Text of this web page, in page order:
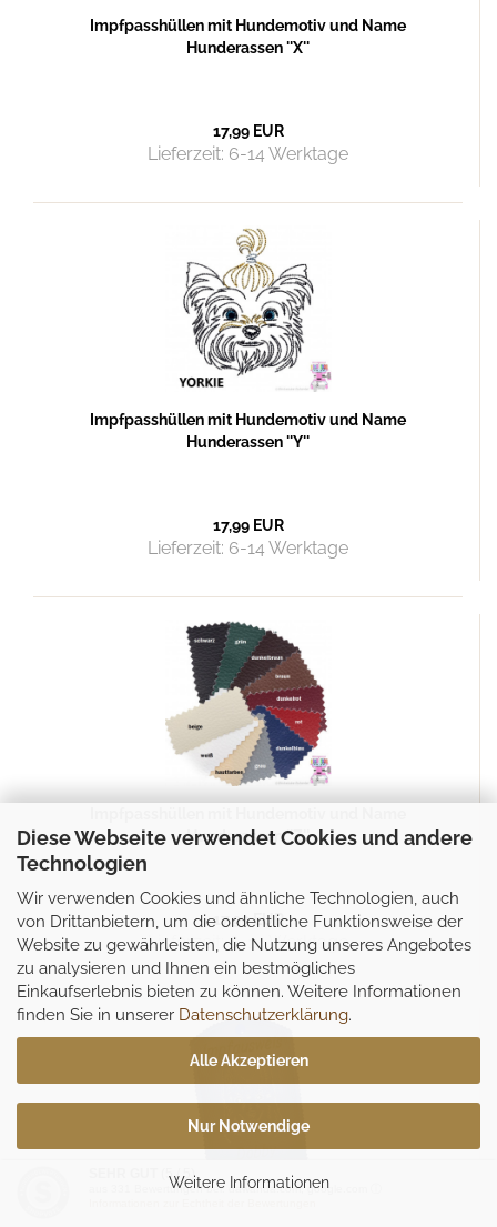
Diese Webseite verwendet Cookies und andere
Technologien
Wir verwenden Cookies und ähnliche Technologien, auch
von Drittanbietern, um die ordentliche Funktionsweise der
Website zu gewährleisten, die Nutzung unseres Angebotes
zu analysieren und Ihnen ein bestmögliches
Einkaufserlebnis bieten zu können. Weitere Informationen
finden Sie in unserer Datenschutzerklärung.
Alle Akzeptieren
Nur Notwendige
Weitere Informationen
Impfpasshüllen mit Hundemotiv und Name
Hunderassen ''X''
17,99 EUR
Lieferzeit: 6-14 Werktage
Impfpasshüllen mit Hundemotiv und Name
Hunderassen ''Y''
17,99 EUR
Lieferzeit: 6-14 Werktage
Hunderassen ''Z''
17,99 EUR
Lieferzeit:6-14 Werktage
(5 / 5)
Bewertungen bei: dawanda.com, google.com ⓘ